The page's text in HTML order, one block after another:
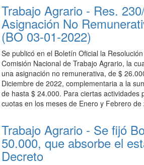
Trabajo Agrario - Res.
Asignación No
(BO 03-01-2022)
Se publicó en el Boletín Oficial la
Comisión Nacional de Trabajo Agrario, la
una asignación no remunerativa, de $
Diciembre de 2022, complementaria a la
de hasta $ 24.000. Para ciertas actividades
cuotas en los meses de Enero y Febrero de
Trabajo Agrario - Se fijó
50.000, que absorbe el
Decreto